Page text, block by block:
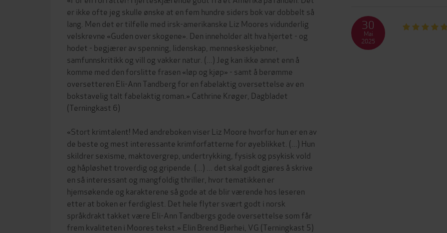
er ikke ofte jeg skulle ønske at en fem hundre siders bok var dobbelt så
lang. Men det er tilfelle med irsk-amerikanske Liz Moores vidunderlig
velskrevne «Guden over skogene». Den inneholder alt hva hjertet - og
hodet - begjærer av spenning, lidenskap, menneskeskjebner,
samfunnskritikk og vill og vakker natur. (...) Jeg kan ikke annet enn å
komme med den forslitte frasen «løp og kjøp» - samt å berømme
oversetteren Eli-Ann Tandberg for en fabelaktig oversettelse av en
bokstavelig talt fabelaktig roman.» Cathrine Krøger, Dagbladet
(Terningkast 6)
«Stort krimtalent! Med andreboken viser Liz Moore hvorfor hun er en av
de beste og mest interessante krimforfatterne for øyeblikket. (...) Hun
skildrer sexisme, maktovergrep, undertrykking, fysisk og psykisk vold
og håpløshet troverdig og gripende. (...) ... det skal godt gjøres å skrive
en så interessant og mangfoldig thriller, hvor tematikken er
hjemsøkende og karakterene så gode at de blir værende hos leseren
etter at boken er ferdiglest. Det hele flyter svært godt i norsk
språkdrakt takket være Eli-Ann Tandbergs gode oversettelse som får
frem kvaliteten i Moores tekst.» Elin Brend Bjørhei, VG (Terningkast 5)
30
Mai
2025